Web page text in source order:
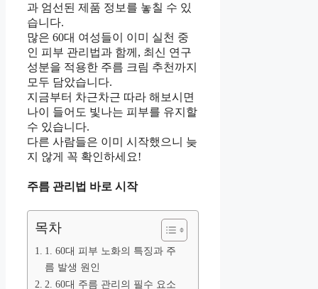
과 엄선된 제품 정보를 놓칠 수 있
습니다.
많은 60대 여성들이 이미 실천 중
인 피부 관리법과 함께, 최신 연구
성분을 적용한 주름 크림 추천까지
모두 담았습니다.
지금부터 차근차근 따라 해보시면
나이 들어도 빛나는 피부를 유지할
수 있습니다.
다른 사람들은 이미 시작했으니 늦
지 않게 꼭 확인하세요!
주름 관리법 바로 시작
목차
1. 60대 피부 노화의 특징과 주
름 발생 원인
2. 60대 주름 관리의 필수 요소